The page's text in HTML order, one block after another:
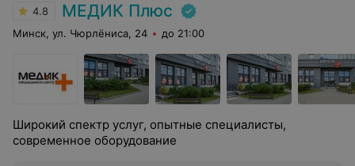
4.8 МЕДИК Плюс
Минск, ул. Чюрлёниса, 24 до 21:00
Широкий спектр услуг, опытные специалисты,
современное оборудование